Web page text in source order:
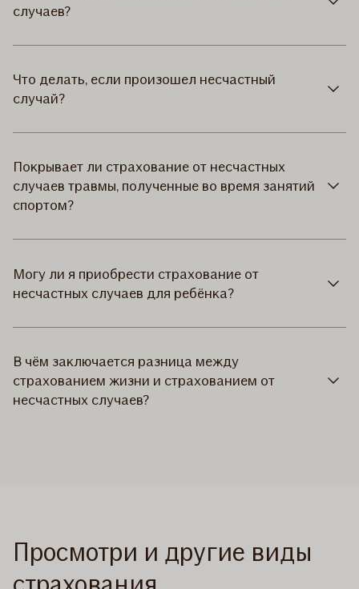
случаев?
Что делать, если произошел несчастный
случай?
Покрывает ли страхование от несчастных
случаев травмы, полученные во время занятий
спортом?
Могу ли я приобрести страхование от
несчастных случаев для ребёнка?
В чём заключается разница между
страхованием жизни и страхованием от
несчастных случаев?
Просмотри и другие виды